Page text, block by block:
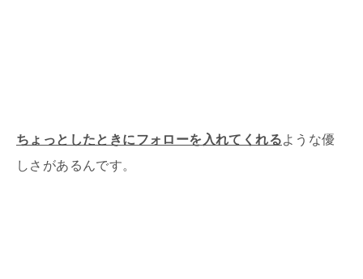
ちょっとしたときにフォローを入れてくれるような優
しさがあるんです。